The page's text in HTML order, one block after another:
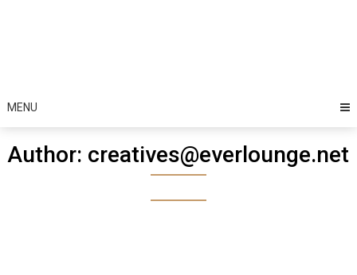
MENU
Author: creatives@everlounge.net